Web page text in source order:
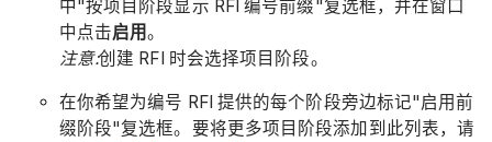
中"按项目阶段显示 RFI 编号前缀"复选框，并在窗口
中点击启用。
注意:创建 RFI 时会选择项目阶段。
在你希望为编号 RFI 提供的每个阶段旁边标记"启用前
缀阶段"复选框。要将更多项目阶段添加到此列表，请